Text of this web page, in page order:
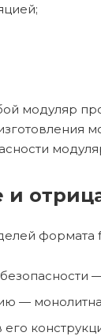
модуляр
формата
—